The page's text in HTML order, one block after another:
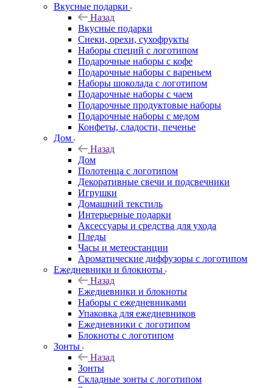
Вкусные подарки
Назад
Вкусные подарки
Снеки, орехи, сухофрукты
Наборы специй с логотипом
Подарочные наборы с кофе
Подарочные наборы с вареньем
Наборы шоколада с логотипом
Подарочные наборы с чаем
Подарочные продуктовые наборы
Подарочные наборы с медом
Конфеты, сладости, печенье
Дом
Назад
Дом
Полотенца с логотипом
Декоративные свечи и подсвечники
Игрушки
Домашний текстиль
Интерьерные подарки
Аксессуары и средства для ухода
Пледы
Часы и метеостанции
Ароматические диффузоры с логотипом
Ежедневники и блокноты
Назад
Ежедневники и блокноты
Наборы с ежедневниками
Упаковка для ежедневников
Ежедневники с логотипом
Блокноты с логотипом
Зонты
Назад
Зонты
Складные зонты с логотипом